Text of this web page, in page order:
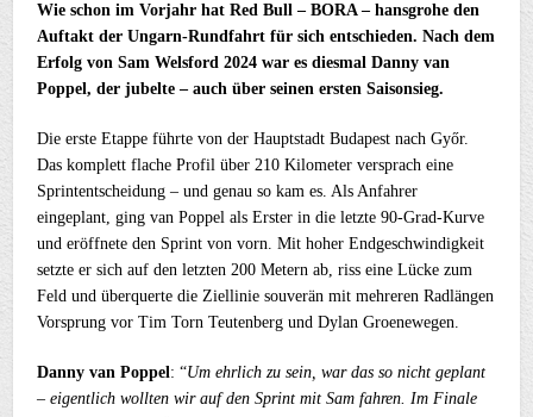
Wie schon im Vorjahr hat Red Bull – BORA – hansgrohe den
Auftakt der Ungarn-Rundfahrt für sich entschieden. Nach dem
Erfolg von Sam Welsford 2024 war es diesmal Danny van
Poppel, der jubelte – auch über seinen ersten Saisonsieg.
Die erste Etappe führte von der Hauptstadt Budapest nach Győr.
Das komplett flache Profil über 210 Kilometer versprach eine
Sprintentscheidung – und genau so kam es. Als Anfahrer
eingeplant, ging van Poppel als Erster in die letzte 90-Grad-Kurve
und eröffnete den Sprint von vorn. Mit hoher Endgeschwindigkeit
setzte er sich auf den letzten 200 Metern ab, riss eine Lücke zum
Feld und überquerte die Ziellinie souverän mit mehreren Radlängen
Vorsprung vor Tim Torn Teutenberg und Dylan Groenewegen.
Danny van Poppel: “Um ehrlich zu sein, war das so nicht geplant
– eigentlich wollten wir auf den Sprint mit Sam fahren. Im Finale